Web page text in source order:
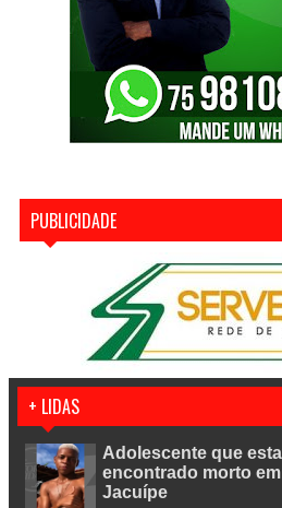
PUBLICIDADE
+ LIDAS
Adolescente que
encontrado morto
Jacuípe